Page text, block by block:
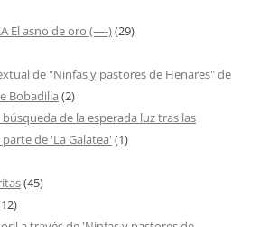
El asno de oro (—-)(29)
de "Ninfas y pastores de Henares" de
Bobadilla (2)
de la esperada luz tras las
de 'La Galatea' (1)
(45)